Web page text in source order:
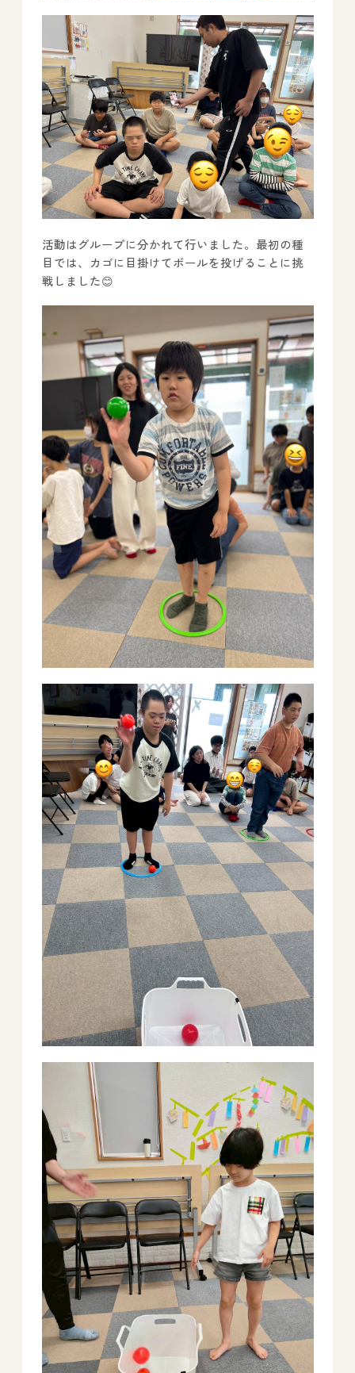
All Peace｜オールピース
Instagram 事業所紹介動画
CEO BLOG
オールピース代表の部屋
活動はグループに分かれて行いました。最初の種
目では、カゴに目掛けてボールを投げることに挑
戦しました😊